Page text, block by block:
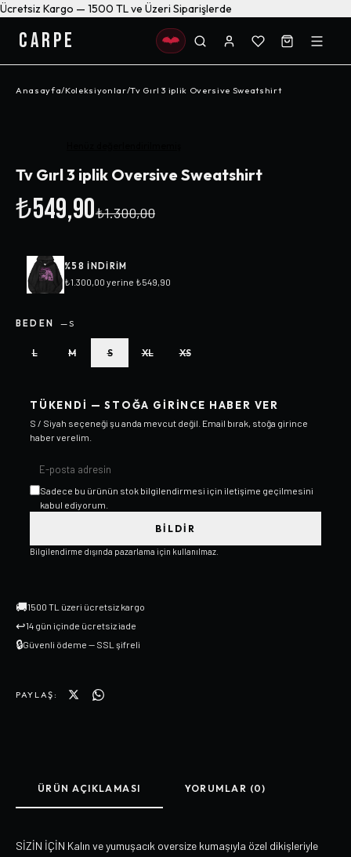
Ücretsiz Kargo — 1500 TL ve Üzeri Siparişlerde
CARPE
Anasayfa/Koleksiyonlar/Tv Gırl 3 iplik Oversive Sweatshirt
Tv Gırl 3 iplik Oversive Sweatshirt
₺549,90₺1.300,00
%58 INDIRIM
₺1.300,00 yerine ₺549,90
BEDEN —S
L M S XL XS
TÜKENDI — STOĞA GIRINCE HABER VER
S / Siyah seçeneği şu anda mevcut değil. Email bırak, stoğa girince
haber verelim.
Sadece bu ürünün stok bilgilendirmesi için iletişime geçilmesini
kabul ediyorum.
BILDIR
Bilgilendirme dışında pazarlama için kullanılmaz.
🚚1500 TL üzeri ücretsiz kargo
↩14 gün içinde ücretsiz iade
🔒Güvenli ödeme — SSL şifreli
PAYLAŞ:
ÜRÜN AÇIKLAMASI YORUMLAR (0)
SİZİN İÇİN Kalın ve yumuşacık oversize kumaşıyla özel dikişleriyle